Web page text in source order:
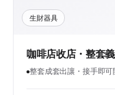
生財器具
咖啡店收店・整套
整套成套出讓・接手即可